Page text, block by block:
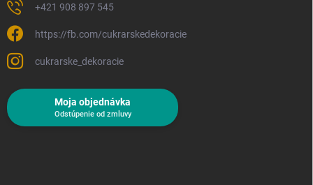
+421 908 897 545
https://fb.com/cukrarskedekoracie
cukrarske_dekoracie
Moja objednávka
Odstúpenie od zmluvy